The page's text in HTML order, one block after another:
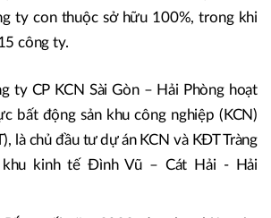
ty con thuộc sở hữu 100%, trong khi
công ty.
ty CP KCN Sài Gòn – Hải Phòng hoạt
bất động sản khu công nghiệp (KCN)
là chủ đầu tư dự án KCN và KĐT Tràng
khu kinh tế Đình Vũ – Cát Hải - Hải
cuối năm 2022, doanh nghiệp này